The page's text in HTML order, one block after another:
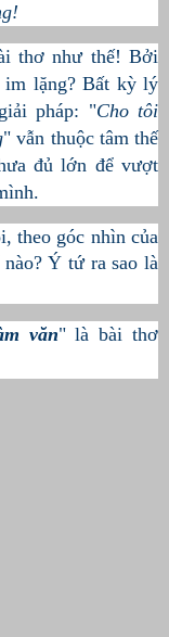
thơ như thế! Bởi
im lặng? Bất kỳ lý
pháp: "Cho tôi
" vẫn thuộc tâm thế
đủ lớn để vượt
theo góc nhìn của
Ý tứ ra sao là
văn" là bài thơ